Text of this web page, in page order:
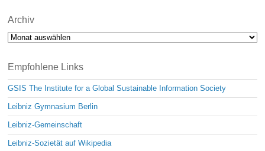
Archiv
Archiv
Empfohlene Links
GSIS The Institute for a Global Sustainable Information Society
Leibniz Gymnasium Berlin
Leibniz-Gemeinschaft
Leibniz-Sozietät auf Wikipedia